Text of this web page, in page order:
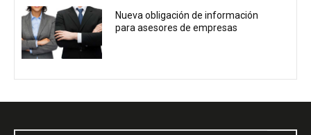
Nueva obligación de información
para asesores de empresas